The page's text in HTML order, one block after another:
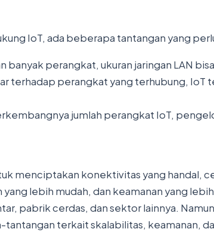
IoT, ada beberapa tantangan yang
banyak perangkat, ukuran jaringan LAN
terhadap perangkat yang terhubung, IoT
jumlah perangkat IoT,
menciptakan konektivitas yang handal,
lebih mudah, dan keamanan yang
pabrik cerdas, dan sektor lainnya.
terkait skalabilitas, keamanan,